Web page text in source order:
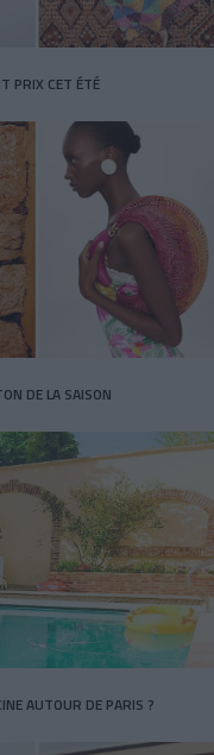
PRIX CET ÉTÉ
DE LA SAISON
AUTOUR DE PARIS ?